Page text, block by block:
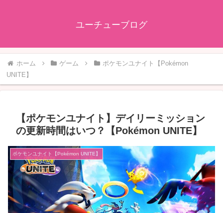
ユーチューブログ
ホーム ゲーム
ポケモンユナイト【Pokémon
UNITE】
【ポケモンユナイト】デイリーミッション
の更新時間はいつ？【Pokémon UNITE】
ポケモンユナイト【Pokémon UNITE】